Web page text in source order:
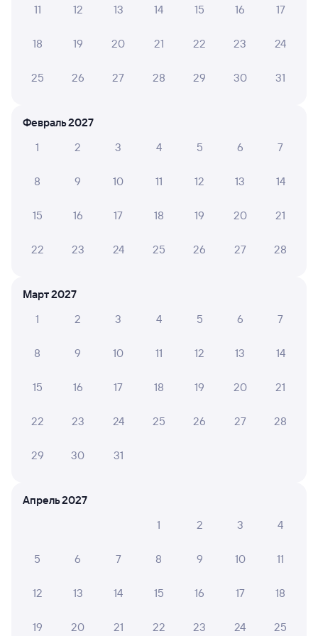
Железнодорожные билеты Сибирцево
Мы используем cookies для более удобной работы
11 12 13 14 15 16 17
18 19 20 21 22 23 24
25 26 27 28 29 30 31
Февраль 2027
1
2 3 4 5 6 7
8 9 10 11 12 13 14
15 16 17 18 19 20 21
22 23 24 25 26 27 28
Март 2027
1
2 3 4 5 6 7
8 9 10 11 12 13 14
15 16 17 18 19 20 21
22 23 24 25 26 27 28
29 30 31
Апрель 2027
1
2 3 4
5 6 7 8 9 10 11
12 13 14 15 16 17 18
19 20 21 22 23 24 25